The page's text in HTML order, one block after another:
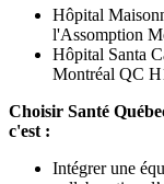
Hôpital
l'Assomption
Hôpital Santa
Montréal QC
Choisir Santé
c'est :
Intégrer une